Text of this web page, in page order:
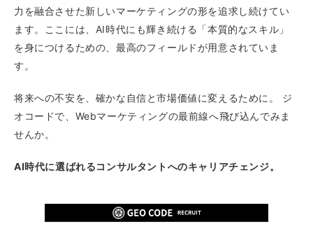
力を融合させた新しいマーケティングの形を追求し続けてい
ます。ここには、AI時代にも輝き続ける「本質的なスキル」
を身につけるための、最高のフィールドが用意されていま
す。
将来への不安を、確かな自信と市場価値に変えるために。 ジ
オコードで、Webマーケティングの最前線へ飛び込んでみま
せんか。
AI時代に選ばれるコンサルタントへのキャリアチェンジ。